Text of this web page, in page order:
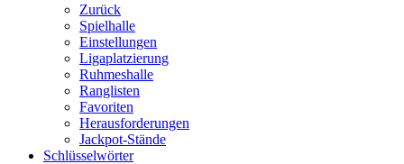
Zurück
Spielhalle
Einstellungen
Ligaplatzierung
Ruhmeshalle
Ranglisten
Favoriten
Herausforderungen
Jackpot-Stände
Schlüsselwörter